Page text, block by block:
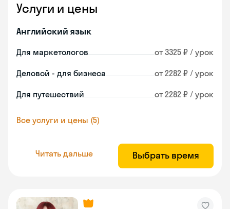
Услуги и цены
Английский язык
Для маркетологов от 3325 ₽ / урок
Деловой - для бизнеса от 2282 ₽ / урок
Для путешествий от 2282 ₽ / урок
Все услуги и цены (5)
Читать дальше Выбрать время